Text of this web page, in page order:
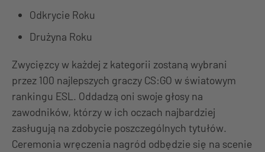
Odkrycie Roku
Drużyna Roku
Zwycięzcy w każdej z kategorii zostaną wybrani
przez 100 najlepszych graczy CS:GO w światowym
rankingu ESL. Oddadzą oni swoje głosy na
zawodników, którzy w ich oczach najbardziej
zasługują na zdobycie poszczególnych tytułów.
Ceremonia wręczenia nagród odbędzie się na scenie